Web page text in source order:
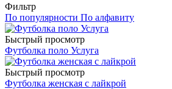
Фильтр
По популярности По алфавиту
Быстрый просмотр
Футболка поло Услуга
Быстрый просмотр
Футболка женская с лайкрой